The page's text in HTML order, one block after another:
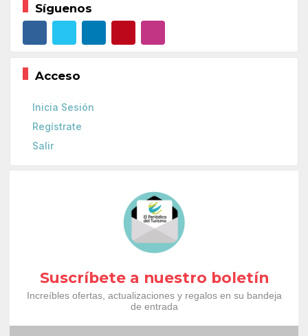
Síguenos
Acceso
Inicia Sesión
Regístrate
Salir
Suscríbete a nuestro boletín
Increíbles ofertas, actualizaciones y regalos en su bandeja
de entrada